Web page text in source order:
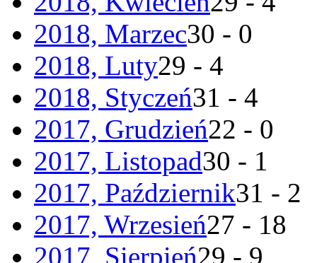
2018, Marzec30 - 0
2018, Luty29 - 4
2018, Styczeń31 - 4
2017, Grudzień22 - 0
2017, Listopad30 - 1
2017, Październik31 - 2
2017, Wrzesień27 - 18
2017, Sierpień29 - 9